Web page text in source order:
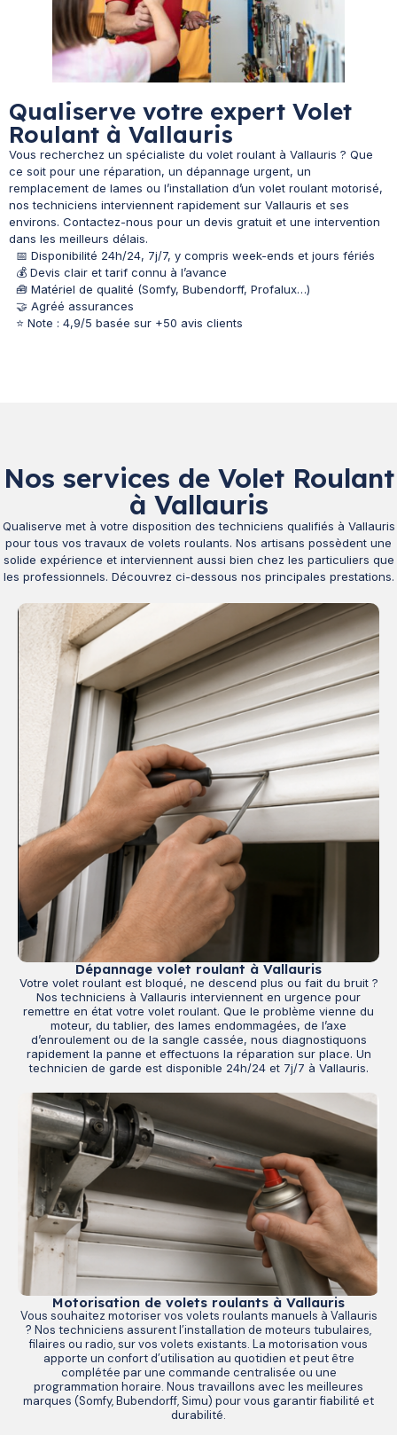
Qualiserve votre expert Volet
Roulant à Vallauris
Vous recherchez un spécialiste du volet roulant à Vallauris ? Que
ce soit pour une réparation, un dépannage urgent, un
remplacement de lames ou l’installation d’un volet roulant motorisé,
nos techniciens interviennent rapidement sur Vallauris et ses
environs. Contactez-nous pour un devis gratuit et une intervention
dans les meilleurs délais.
📅 Disponibilité 24h/24, 7j/7, y compris week-ends et jours fériés
💰 Devis clair et tarif connu à l’avance
🧰 Matériel de qualité (Somfy, Bubendorff, Profalux…)
🤝 Agréé assurances
⭐ Note : 4,9/5 basée sur +50 avis clients
Nos services de Volet Roulant
à Vallauris
Qualiserve met à votre disposition des techniciens qualifiés à Vallauris
pour tous vos travaux de volets roulants. Nos artisans possèdent une
solide expérience et interviennent aussi bien chez les particuliers que
les professionnels. Découvrez ci-dessous nos principales prestations.
Dépannage volet roulant à Vallauris
Votre volet roulant est bloqué, ne descend plus ou fait du bruit ?
Nos techniciens à Vallauris interviennent en urgence pour
remettre en état votre volet roulant. Que le problème vienne du
moteur, du tablier, des lames endommagées, de l’axe
d’enroulement ou de la sangle cassée, nous diagnostiquons
rapidement la panne et effectuons la réparation sur place. Un
technicien de garde est disponible 24h/24 et 7j/7 à Vallauris.
Motorisation de volets roulants à Vallauris
Vous souhaitez motoriser vos volets roulants manuels à Vallauris
? Nos techniciens assurent l’installation de moteurs tubulaires,
filaires ou radio, sur vos volets existants. La motorisation vous
apporte un confort d’utilisation au quotidien et peut être
complétée par une commande centralisée ou une
programmation horaire. Nous travaillons avec les meilleures
marques (Somfy, Bubendorff, Simu) pour vous garantir fiabilité et
durabilité.